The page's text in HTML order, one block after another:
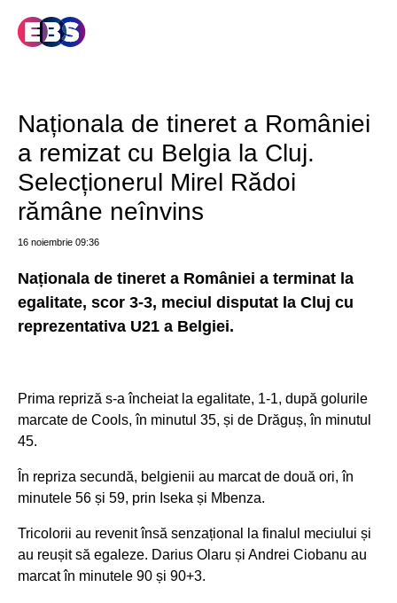
Naționala de tineret a României
a remizat cu Belgia la Cluj.
Selecționerul Mirel Rădoi
rămâne neînvins
16 noiembrie 09:36
Naționala de tineret a României a terminat la
egalitate, scor 3-3, meciul disputat la Cluj cu
reprezentativa U21 a Belgiei.
Prima repriză s-a încheiat la egalitate, 1-1, după golurile
marcate de Cools, în minutul 35, și de Drăguș, în minutul
45.
În repriza secundă, belgienii au marcat de două ori, în
minutele 56 și 59, prin Iseka și Mbenza.
Tricolorii au revenit însă senzațional la finalul meciului și
au reușit să egaleze. Darius Olaru și Andrei Ciobanu au
marcat în minutele 90 și 90+3.